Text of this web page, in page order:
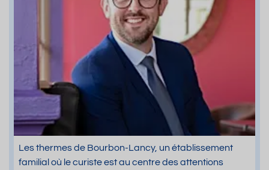
Les thermes de Bourbon-Lancy, un établissement
familial où le curiste est au centre des attentions